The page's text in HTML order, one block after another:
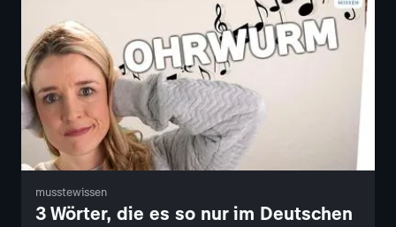
musstewissen
3 Wörter, die es so nur im Deutschen